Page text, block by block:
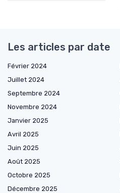
Les articles par date
Février 2024
Juillet 2024
Septembre 2024
Novembre 2024
Janvier 2025
Avril 2025
Juin 2025
Août 2025
Octobre 2025
Décembre 2025